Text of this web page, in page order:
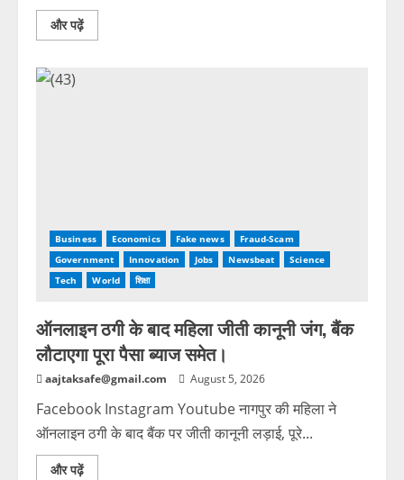
और पढ़ें
Business Economics Fake news
Fraud-Scam
Government
Innovation Jobs Newsbeat
Science
Tech
World शिक्षा
ऑनलाइन ठगी के बाद महिला जीती कानूनी जंग, बैंक
लौटाएगा पूरा पैसा ब्याज समेत।
aajtaksafe@gmail.com August 5, 2026
Facebook Instagram Youtube नागपुर की महिला ने
ऑनलाइन ठगी के बाद बैंक पर जीती कानूनी लड़ाई, पूरे...
और पढ़ें